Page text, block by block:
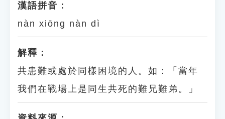
漢語拼音：
nàn xiōng nàn dì
解釋：
共患難或處於同樣困境的人。如：「當年
我們在戰場上是同生共死的難兄難弟。」